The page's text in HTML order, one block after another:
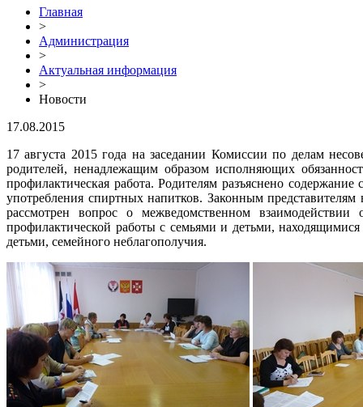
Главная
>
Администрация
>
Актуальная информация
>
Новости
17.08.2015
17 августа 2015 года на заседании Комиссии по делам
родителей, ненадлежащим образом исполняющих
профилактическая работа. Родителям разъяснено
употребления спиртных напитков. Законным
рассмотрен вопрос о межведомственном
профилактической работы с семьями и детьми,
детьми, семейного неблагополучия.